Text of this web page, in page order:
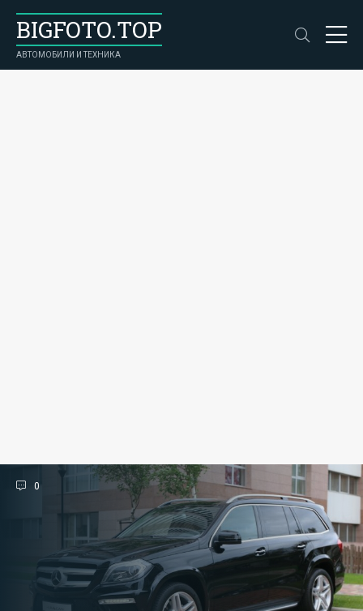
BIGFOTO.TOP
АВТОМОБИЛИ И ТЕХНИКА
0